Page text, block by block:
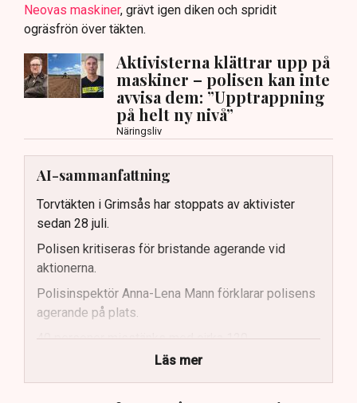
Neovas maskiner, grävt igen diken och spridit
ogräsfrön över täkten.
Aktivisterna klättrar upp på
maskiner – polisen kan inte
avvisa dem: ”Upptrappning
på helt ny nivå”
Näringsliv
AI-sammanfattning
Torvtäkten i Grimsås har stoppats av aktivister
sedan 28 juli.
Polisen kritiseras för bristande agerande vid
aktionerna.
Polisinspektör Anna-Lena Mann förklarar polisens
agerande på plats.
40 personer misstänks med cirka 120
brottsmisstankar kopplade.
Polisen använder drönare och uniformerad polis
Läs mer